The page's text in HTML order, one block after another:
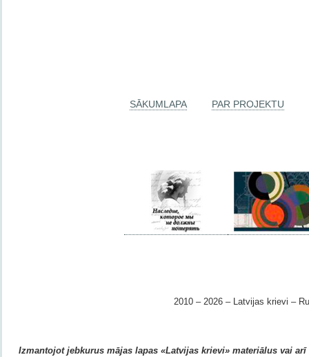
SĀKUMLAPA PAR PROJEKTU
2010 – 2026 – Latvijas krievi –
Izmantojot jebkurus mājas lapas «Latvijas krievi» materiālus vai